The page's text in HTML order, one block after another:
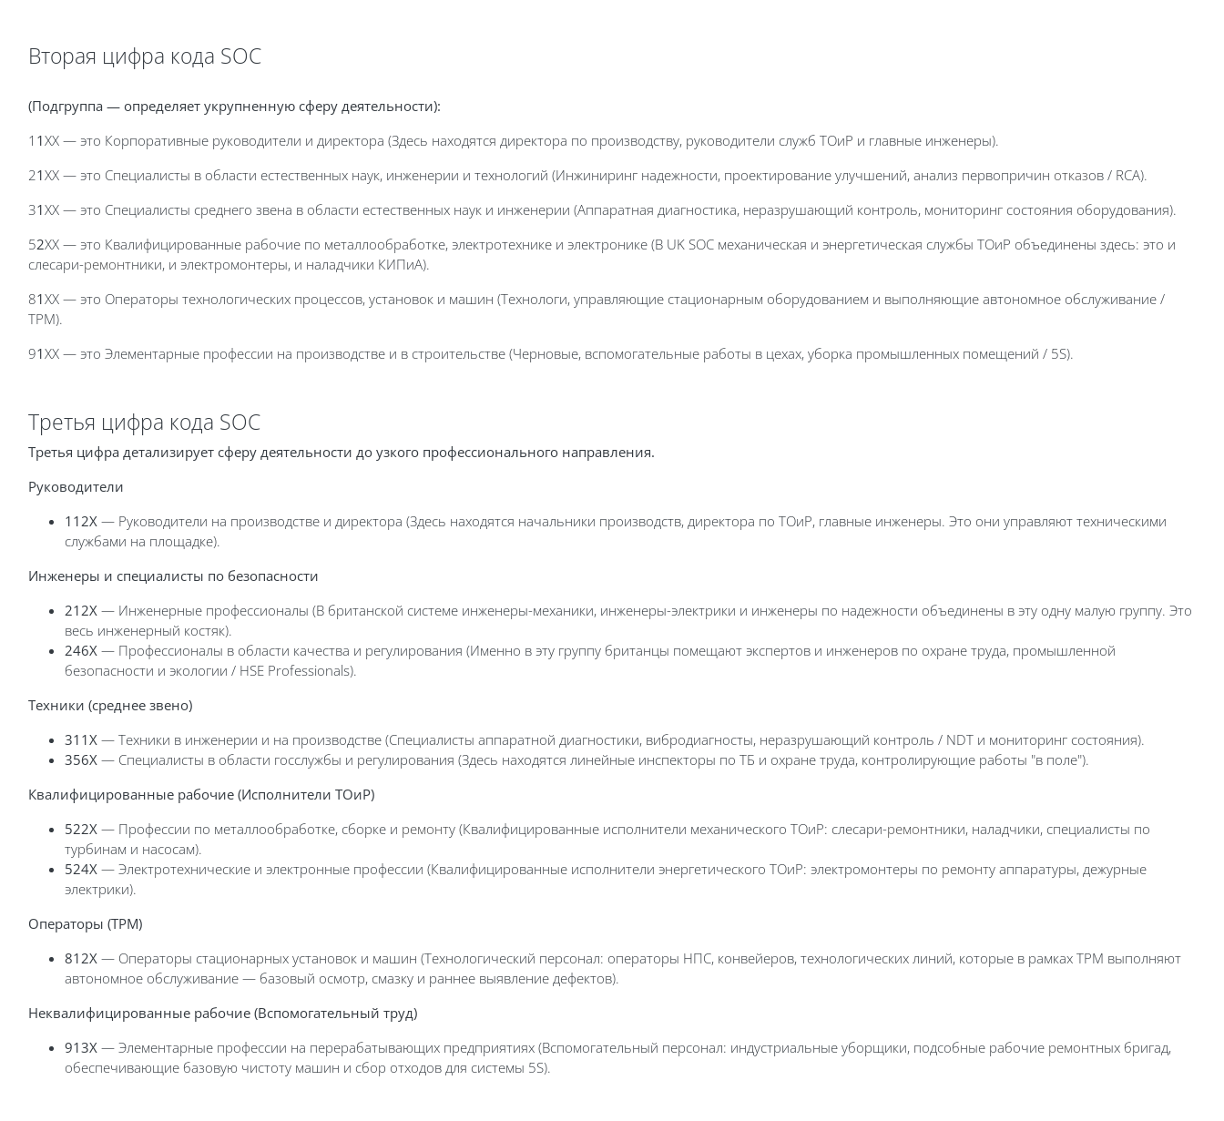
Вторая цифра кода SOC
(Подгруппа — определяет укрупненную сферу деятельности):
1 1XX — это Корпоративные руководители и директора (Здесь находятся директора по производству, руководители служб ТОиР и главные инженеры).
21XX — это Специалисты в области естественных наук, инженерии и технологий (Инжиниринг надежности, проектирование улучшений, анализ первопричин отказов / RCA).
31XX — это Специалисты среднего звена в области естественных наук и инженерии (Аппаратная диагностика, неразрушающий контроль, мониторинг состояния оборудования).
52XX — это Квалифицированные рабочие по металлообработке, электротехнике и электронике (В UK SOC механическая и энергетическая службы ТОиР объединены здесь: это и
слесари-ремонтники, и электромонтеры, и наладчики КИПиА).
81XX — это Операторы технологических процессов, установок и машин (Технологи, управляющие стационарным оборудованием и выполняющие автономное обслуживание /
TPM).
91XX — это Элементарные профессии на производстве и в строительстве (Черновые, вспомогательные работы в цехах, уборка промышленных помещений / 5S).
Третья цифра кода SOC
Третья цифра детализирует сферу деятельности до узкого профессионального направления.
Руководители
112X — Руководители на производстве и директора (Здесь находятся начальники производств, директора по ТОиР, главные инженеры. Это они управляют техническими
службами на площадке).
Инженеры и специалисты по безопасности
212X — Инженерные профессионалы (В британской системе инженеры-механики, инженеры-электрики и инженеры по надежности объединены в эту одну малую группу. Это
весь инженерный костяк).
246X — Профессионалы в области качества и регулирования (Именно в эту группу британцы помещают экспертов и инженеров по охране труда, промышленной
безопасности и экологии / HSE Professionals).
Техники (среднее звено)
311X — Техники в инженерии и на производстве (Специалисты аппаратной диагностики, вибродиагносты, неразрушающий контроль / NDT и мониторинг состояния).
356X — Специалисты в области госслужбы и регулирования (Здесь находятся линейные инспекторы по ТБ и охране труда, контролирующие работы "в поле").
Квалифицированные рабочие (Исполнители ТОиР)
522X — Профессии по металлообработке, сборке и ремонту (Квалифицированные исполнители механического ТОиР: слесари-ремонтники, наладчики, специалисты по
турбинам и насосам).
524X — Электротехнические и электронные профессии (Квалифицированные исполнители энергетического ТОиР: электромонтеры по ремонту аппаратуры, дежурные
электрики).
Операторы (TPM)
812X — Операторы стационарных установок и машин (Технологический персонал: операторы НПС, конвейеров, технологических линий, которые в рамках TPM выполняют
автономное обслуживание — базовый осмотр, смазку и раннее выявление дефектов).
Неквалифицированные рабочие (Вспомогательный труд)
913X — Элементарные профессии на перерабатывающих предприятиях (Вспомогательный персонал: индустриальные уборщики, подсобные рабочие ремонтных бригад,
обеспечивающие базовую чистоту машин и сбор отходов для системы 5S).